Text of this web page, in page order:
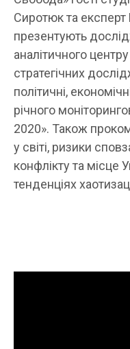
Сиротюк та
презентують
аналітичного центру
стратегічних
політичні,
річного
2020». Також
у світі, ризики
конфлікту та місце
тенденціях